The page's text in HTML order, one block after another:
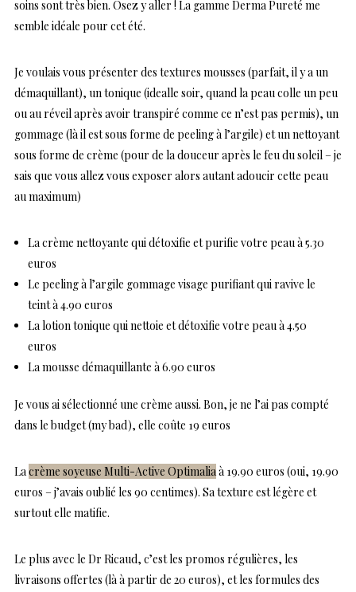
soins sont très bien. Osez y aller ! La gamme Derma Pureté me
semble idéale pour cet été.
Je voulais vous présenter des textures mousses (parfait, il y a un
démaquillant), un tonique (idealle soir, quand la peau colle un peu
ou au réveil après avoir transpiré comme ce n’est pas permis), un
gommage (là il est sous forme de peeling à l’argile) et un nettoyant
sous forme de crème (pour de la douceur après le feu du soleil – je
sais que vous allez vous exposer alors autant adoucir cette peau
au maximum)
Lacrème nettoyante qui détoxifie et purifie votre peau à 5.30
euros
Le peeling à l’argile gommage visage purifiant qui ravive le
teint à 4.90 euros
Lalotion tonique qui nettoie et détoxifie votre peau à 4.50
euros
Lamousse démaquillante à 6.90 euros
Je vous ai sélectionné une crème aussi. Bon, je ne l’ai pas compté
dans le budget (my bad), elle coûte 19 euros
Lacrème soyeuse Multi-Active Optimaliaà 19.90 euros (oui, 19.90
euros – j’avais oublié les 90 centimes). Sa texture est légère et
surtout elle matifie.
Le plus avec le Dr Ricaud, c’est les promos régulières, les
livraisons offertes (là à partir de 20 euros), et les formules des